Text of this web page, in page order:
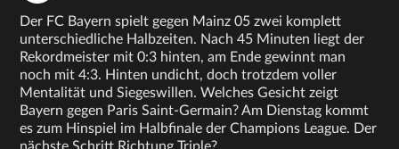
Der FC Bayern spielt gegen Mainz 05 zwei komplett
unterschiedliche Halbzeiten. Nach 45 Minuten liegt der
Rekordmeister mit 0:3 hinten, am Ende gewinnt man
noch mit 4:3. Hinten undicht, doch trotzdem voller
Mentalität und Siegeswillen. Welches Gesicht zeigt
Bayern gegen Paris Saint-Germain? Am Dienstag kommt
es zum Hinspiel im Halbfinale der Champions League. Der